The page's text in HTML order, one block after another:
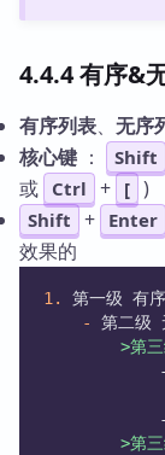
4.4.4 有序&
有序列表、 无序
核心键 ： Shift
或 Ctrl + [ )
Shift + Enter
效果的
1.
第一级
-
第二
>第
>第